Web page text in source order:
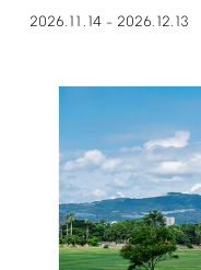
2026.11.14– 2026.12.13